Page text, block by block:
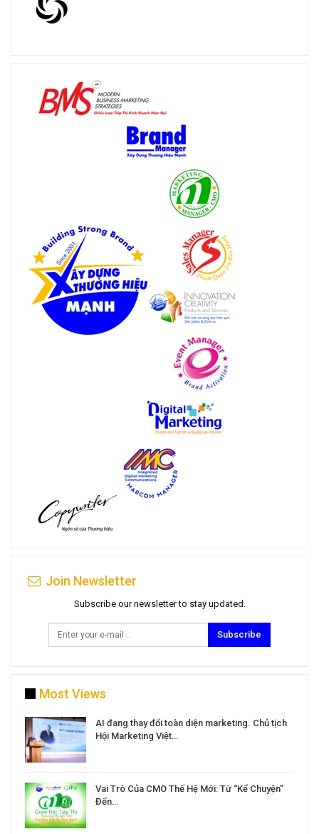
Join Newsletter
Subscribe our newsletter to stay updated.
Subscribe
Most Views
AI đang thay đổi toàn diện marketing. Chủ tịch
Hội Marketing Việt…
Vai Trò Của CMO Thế Hệ Mới: Từ “Kể Chuyện”
Đến…